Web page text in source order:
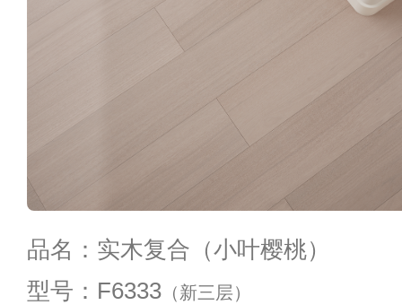
品名：实木复合（小叶樱桃）
型号：F6333 （新三层）